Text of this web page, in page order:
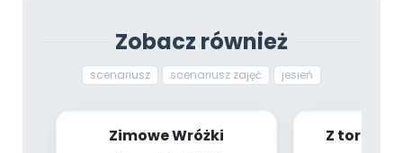
Zobacz również
scenariusz scenariusz zajęć jesień
Zimowe Wróżki
Z torby